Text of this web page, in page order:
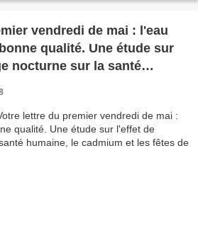
vendredi de mai : l'eau
qualité. Une étude sur
nocturne sur la santé
et les fêtes de printemps